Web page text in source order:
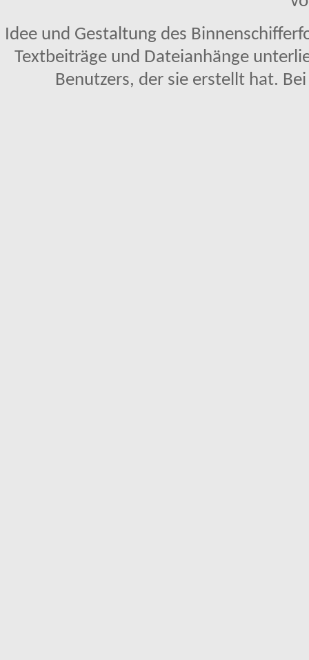
Idee und Gestaltung des
Textbeiträge und Dateianhänge
Benutzers, der sie erstellt hat.